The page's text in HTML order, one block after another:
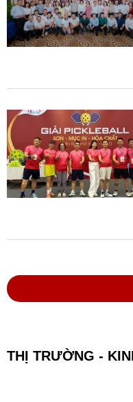
THỊ TRƯỜNG -